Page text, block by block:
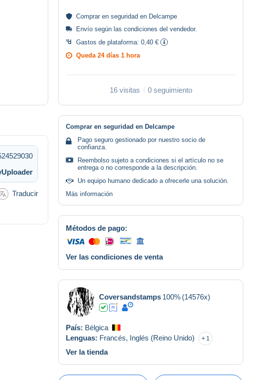
Comprar en seguridad en Delcampe
Envío según las condiciones del vendedor.
Gastos de plataforma: 0,40 €
Queda 24 días 1 hora
16 visitas 0 seguimiento
Traducir
Comprar en seguridad en Delcampe
Pago seguro gestionado por nuestro socio de
confianza.
Reembolso sujeto a condiciones si el artículo no se
entrega o no corresponde a la descripción.
Un equipo humano dedicado a ofrecerle una solución.
Más información
Métodos de pago:
Ver las condiciones de venta
Coversandstamps 100% (14576x)
País: Bélgica
Lenguas: Francés, Inglés (Reino Unido) 1
Ver la tienda